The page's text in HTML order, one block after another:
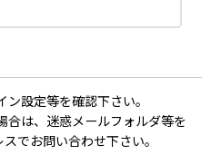
設定等を確認下さい。
合は、迷惑メールフォルダ等を
でお問い合わせ下さい。